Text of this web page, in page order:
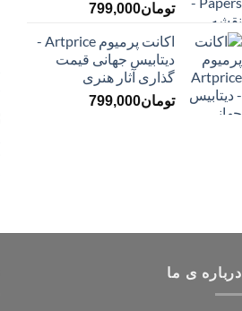
تومان799,000
اکانت پرمیوم Artprice -
دیتابیس جهانی قیمت
‌گذاری آثار هنری
تومان799,000
درباره ی ما